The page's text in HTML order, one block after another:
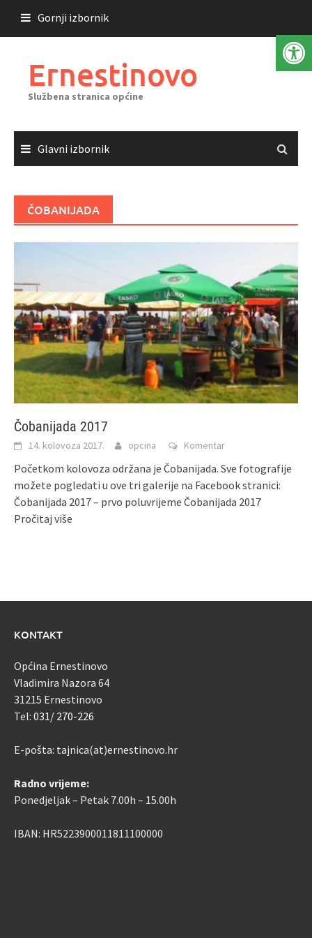
sadržaja
Gornji izbornik
Ernestinovo
Službena stranica općine
Glavni izbornik
ČOBANIJADA
Čobanijada 2017
14. kolovoza 2017. opcina Komentar
Početkom kolovoza održana je Čobanijada. Sve fotografije
možete pogledati u ove tri galerije na Facebook stranici:
Čobanijada 2017 – prvo poluvrijeme Čobanijada 2017
Pročitaj više
KONTAKT
Općina Ernestinovo
Vladimira Nazora 64
31215 Ernestinovo
Tel: 031/ 270-226
E-pošta: tajnica(at)ernestinovo.hr
Radno vrijeme:
Ponedjeljak – Petak 7.00h – 15.00h
IBAN: HR5223900011811100000